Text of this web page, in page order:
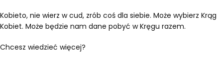
Kobieto, nie wierz w cud, zrób coś dla siebie. Może wybierz Krąg
Kobiet. Może będzie nam dane pobyć w Kręgu razem.
Chcesz wiedzieć więcej?